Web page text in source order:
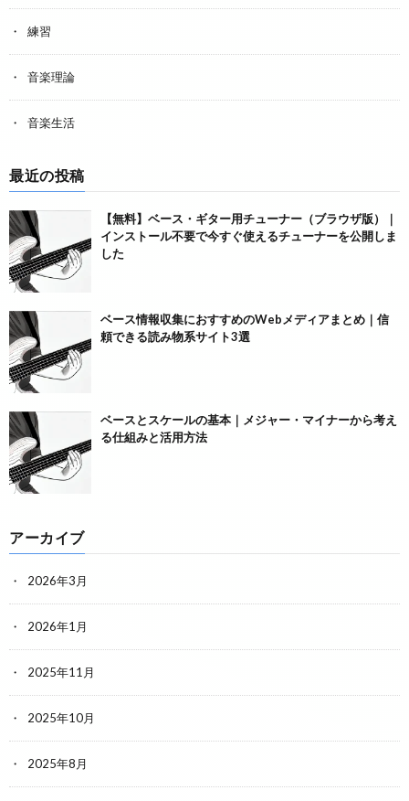
練習
音楽理論
音楽生活
最近の投稿
【無料】ベース・ギター用チューナー（ブラウザ版）｜
インストール不要で今すぐ使えるチューナーを公開しま
した
ベース情報収集におすすめのWebメディアまとめ｜信
頼できる読み物系サイト3選
ベースとスケールの基本｜メジャー・マイナーから考え
る仕組みと活用方法
アーカイブ
2026年3月
2026年1月
2025年11月
2025年10月
2025年8月